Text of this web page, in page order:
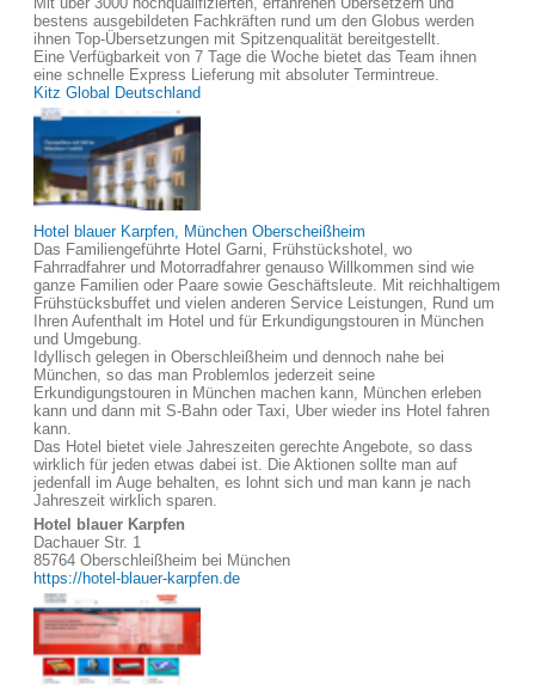
bestens ausgebildeten Fachkräften rund um den Globus werden
ihnen Top-Übersetzungen mit Spitzenqualität bereitgestellt.
Eine Verfügbarkeit von 7 Tage die Woche bietet das Team ihnen
eine schnelle Express Lieferung mit absoluter Termintreue.
Kitz Global Deutschland
Hotel blauer Karpfen, München Oberscheißheim
Das Familiengeführte Hotel Garni, Frühstückshotel, wo
Fahrradfahrer und Motorradfahrer genauso Willkommen sind wie
ganze Familien oder Paare sowie Geschäftsleute. Mit reichhaltigem
Frühstücksbuffet und vielen anderen Service Leistungen, Rund um
Ihren Aufenthalt im Hotel und für Erkundigungstouren in München
und Umgebung.
Idyllisch gelegen in Oberschleißheim und dennoch nahe bei
München, so das man Problemlos jederzeit seine
Erkundigungstouren in München machen kann, München erleben
kann und dann mit S-Bahn oder Taxi, Uber wieder ins Hotel fahren
kann.
Das Hotel bietet viele Jahreszeiten gerechte Angebote, so dass
wirklich für jeden etwas dabei ist. Die Aktionen sollte man auf
jedenfall im Auge behalten, es lohnt sich und man kann je nach
Jahreszeit wirklich sparen.
Hotel blauer Karpfen
Dachauer Str. 1
85764 Oberschleißheim bei München
https://hotel-blauer-karpfen.de